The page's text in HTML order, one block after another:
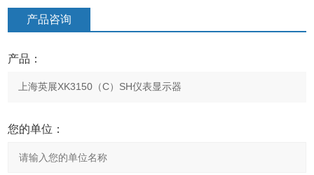
产品咨询
产品：
您的单位：